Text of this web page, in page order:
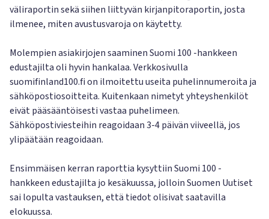
väliraportin sekä siihen liittyvän kirjanpitoraportin, josta
ilmenee, miten avustusvaroja on käytetty.
Molempien asiakirjojen saaminen Suomi 100 -hankkeen
edustajilta oli hyvin hankalaa. Verkkosivulla
suomifinland100.fi on ilmoitettu useita puhelinnumeroita ja
sähköpostiosoitteita. Kuitenkaan nimetyt yhteyshenkilöt
eivät pääsääntöisesti vastaa puhelimeen.
Sähköpostiviesteihin reagoidaan 3-4 päivän viiveellä, jos
ylipäätään reagoidaan.
Ensimmäisen kerran raporttia kysyttiin Suomi 100 -
hankkeen edustajilta jo kesäkuussa, jolloin Suomen Uutiset
sai lopulta vastauksen, että tiedot olisivat saatavilla
elokuussa.